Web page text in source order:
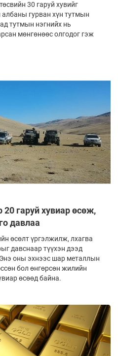
30 гаруй хувийг
албаны гурван хүн тутмын
тутмын нэгнийх нь
мөнгөнөөс олгодог гэж
гаруй хувиар өсөж,
давлаа
өсөлт үргэлжилж, лхагва
давснаар түүхэн дээд
оны эхнээс шар металлын
бол өнгөрсөн жилийн
өсөөд байна.